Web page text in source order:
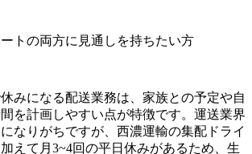
トの両方に見通しを持ちたい方
みになる配送業務は、家族との予定や自
を計画しやすい点が特徴です。運送業界
なりがちですが、西濃運輸の集配ドライ
えて月3~4回の平日休みがあるため、生